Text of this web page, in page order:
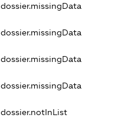
dossier.missingData
dossier.missingData
dossier.missingData
dossier.missingData
dossier.notInList